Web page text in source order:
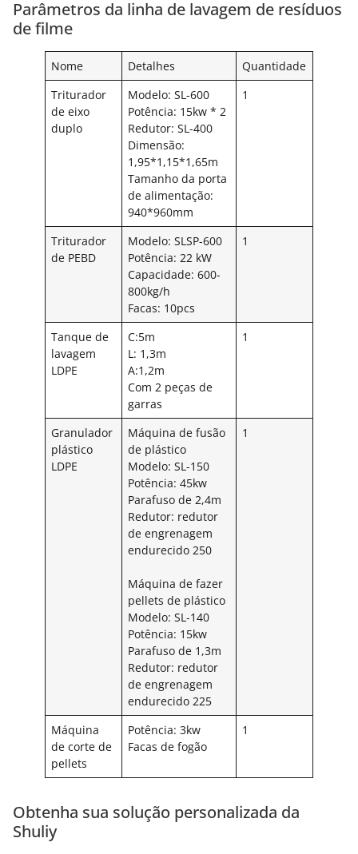
Parâmetros da linha de lavagem de resíduos
de filme
Nome Detalhes
Quantidade
Triturador
de eixo
duplo
Modelo: SL-600
Potência: 15kw * 2
Redutor: SL-400
Dimensão:
1,95*1,15*1,65m
Tamanho da porta
de alimentação:
940*960mm
1
Triturador
de PEBD
Modelo: SLSP-600
Potência: 22 kW
Capacidade: 600-
800kg/h
Facas: 10pcs
1
Tanque de
lavagem
LDPE
C:5m
L: 1,3m
A:1,2m
Com 2 peças de
garras
1
Granulador
plástico
LDPE
Máquina de fusão
de plástico
Modelo: SL-150
Potência: 45kw
Parafuso de 2,4m
Redutor: redutor
de engrenagem
endurecido 250
Máquina de fazer
pellets de plástico
Modelo: SL-140
Potência: 15kw
Parafuso de 1,3m
Redutor: redutor
de engrenagem
endurecido 225
1
Máquina
de corte de
pellets
Potência: 3kw
Facas de fogão
1
Obtenha sua solução personalizada da
Shuliy